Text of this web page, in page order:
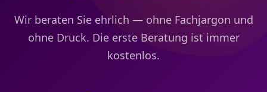
Wir beraten Sie ehrlich — ohne Fachjargon und
ohne Druck. Die erste Beratung ist immer
kostenlos.